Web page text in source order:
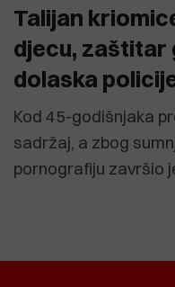
Talijan
djecu, zaštitar
dolaska
Kod 45-godišnjaka
sadržaj, a zbog
pornografiju završio